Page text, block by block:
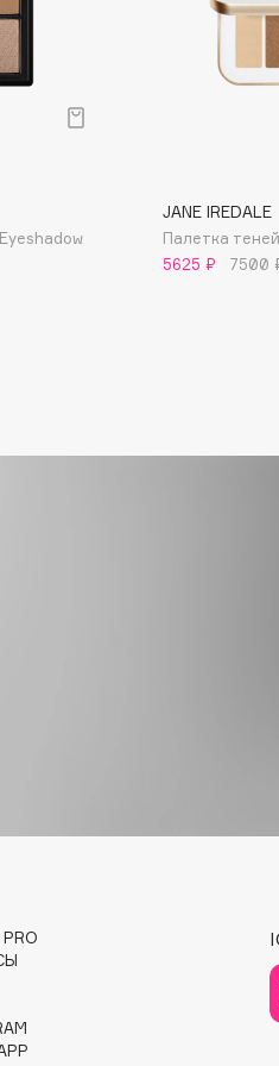
JANE IREDALE
Палетка
5625 ₽
7500
PRO